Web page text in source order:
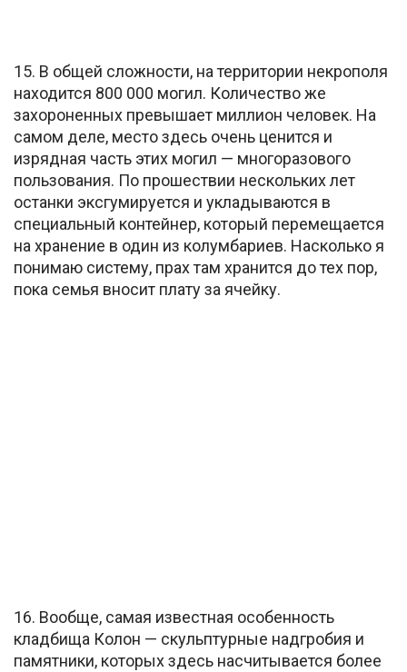
15. В общей сложности, на территории некрополя
находится 800 000 могил. Количество же
захороненных превышает миллион человек. На
самом деле, место здесь очень ценится и
изрядная часть этих могил — многоразового
пользования. По прошествии нескольких лет
останки эксгумируется и укладываются в
специальный контейнер, который перемещается
на хранение в один из колумбариев. Насколько я
понимаю систему, прах там хранится до тех пор,
пока семья вносит плату за ячейку.
16. Вообще, самая известная особенность
кладбища Колон — скульптурные надгробия и
памятники, которых здесь насчитывается более